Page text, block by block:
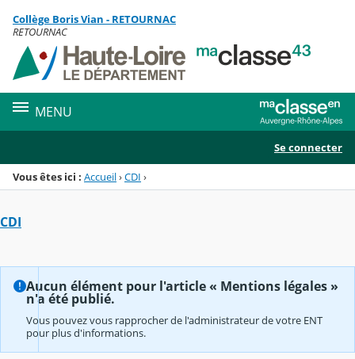
Menu de la rubrique
Contenu
Collège Boris Vian - RETOURNAC
RETOURNAC
MENU
Se connecter
Vous êtes ici : Accueil›CDI ›
CDI
Aucun élément pour l'article « Mentions légales »
n'a été publié.
Vous pouvez vous rapprocher de l'administrateur de votre ENT
pour plus d'informations.